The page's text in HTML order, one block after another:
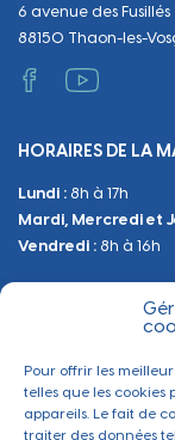
Pour offrir les
telles que les
appareils. Le fait de
traiter des données
Emploi
Tranquillité et
Papiers et
Administratif
Manifestations
Urbanisme
Sanitaire et
6 avenue des Fusillés
88150 Thaon-les-
HORAIRES DE LA
Lundi : 8h à 17h
Mardi, Mercredi et
Vendredi : 8h à 16h
BESOIN
Contactez-